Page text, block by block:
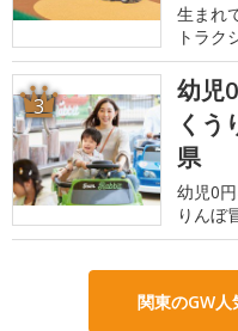
生まれ
トラク
3
幼児
くう
県
幼児0
りんぼ
関東のGW